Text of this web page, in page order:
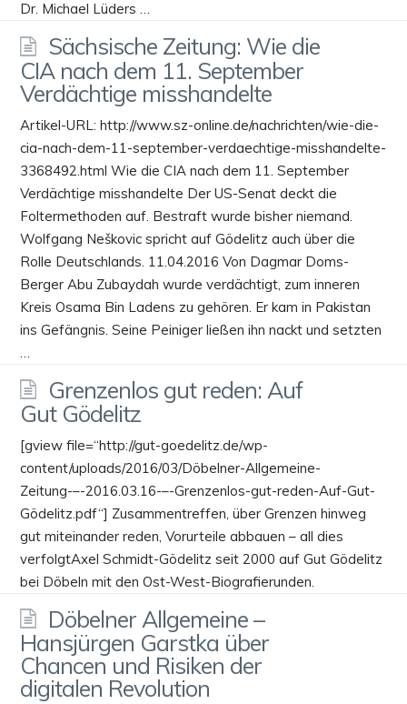
Dr. Michael Lüders …
Sächsische Zeitung: Wie die
CIA nach dem 11. September
Verdächtige misshandelte
Artikel-URL: http://www.sz-online.de/nachrichten/wie-die-
cia-nach-dem-11-september-verdaechtige-misshandelte-
3368492.html Wie die CIA nach dem 11. September
Verdächtige misshandelte Der US-Senat deckt die
Foltermethoden auf. Bestraft wurde bisher niemand.
Wolfgang Neškovic spricht auf Gödelitz auch über die
Rolle Deutschlands. 11.04.2016 Von Dagmar Doms-
Berger Abu Zubaydah wurde verdächtigt, zum inneren
Kreis Osama Bin Ladens zu gehören. Er kam in Pakistan
ins Gefängnis. Seine Peiniger ließen ihn nackt und setzten
Grenzenlos gut reden: Auf
Gut Gödelitz
[gview file=“http://gut-goedelitz.de/wp-
content/uploads/2016/03/Döbelner-Allgemeine-
Zeitung-–-2016.03.16-–-Grenzenlos-gut-reden-Auf-Gut-
Gödelitz.pdf“] Zusammentreffen, über Grenzen hinweg
gut miteinander reden, Vorurteile abbauen – all dies
verfolgtAxel Schmidt-Gödelitz seit 2000 auf Gut Gödelitz
bei Döbeln mit den Ost-West-Biografierunden.
Döbelner Allgemeine –
Hansjürgen Garstka über
Chancen und Risiken der
digitalen Revolution